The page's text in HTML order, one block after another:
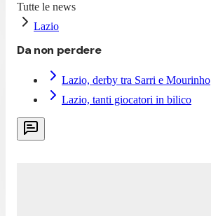
Tutte le news
Lazio
Da non perdere
Lazio, derby tra Sarri e Mourinho
Lazio, tanti giocatori in bilico